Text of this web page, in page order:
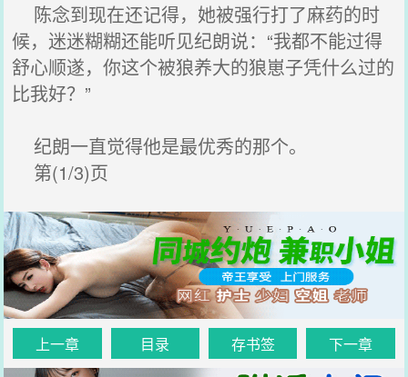
陈念到现在还记得，她被强行打了麻药的时
候，迷迷糊糊还能听见纪朗说：“我都不能过得
舒心顺遂，你这个被狼养大的狼崽子凭什么过的
比我好？”
纪朗一直觉得他是最优秀的那个。
第(1/3)页
上一章 目录 存书签 下一章